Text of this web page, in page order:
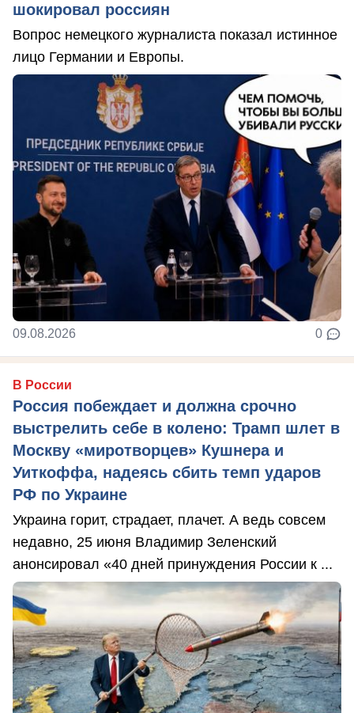
шокировал россиян
Вопрос немецкого журналиста показал истинное
лицо Германии и Европы.
09.08.2026 0
В России
Россия побеждает и должна срочно
выстрелить себе в колено: Трамп шлет в
Москву «миротворцев» Кушнера и
Уиткоффа, надеясь сбить темп ударов
РФ по Украине
Украина горит, страдает, плачет. А ведь совсем
недавно, 25 июня Владимир Зеленский
анонсировал «40 дней принуждения России к ...